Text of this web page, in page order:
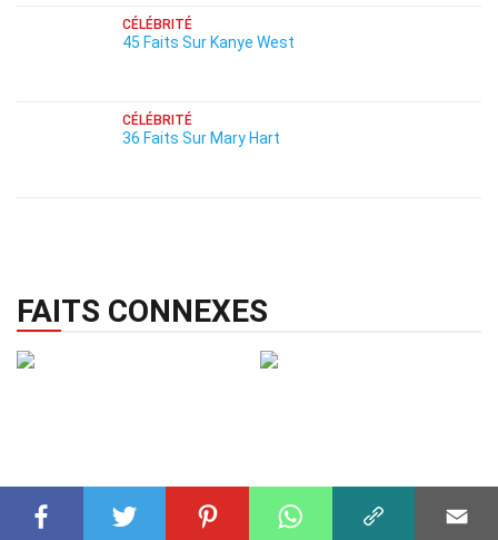
CÉLÉBRITÉ
45 Faits Sur Kanye West
CÉLÉBRITÉ
36 Faits Sur Mary Hart
FAITS CONNEXES